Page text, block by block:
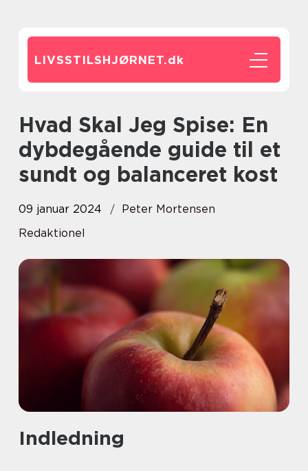
LIVSSTILSHJØRNET.dk
Hvad Skal Jeg Spise: En
dybdegående guide til et
sundt og balanceret kost
09 januar 2024
Peter Mortensen
Redaktionel
Indledning